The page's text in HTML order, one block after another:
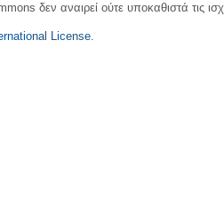
δεν αναιρεί ούτε υποκαθιστά τις
License.